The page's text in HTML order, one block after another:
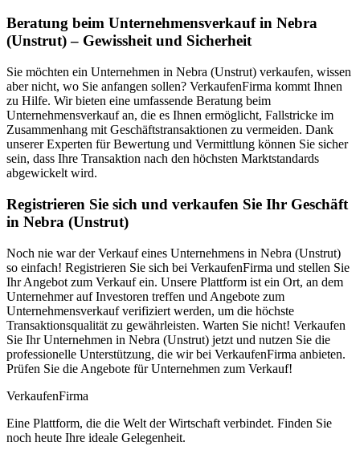
Beratung beim Unternehmensverkauf in Nebra
(Unstrut) – Gewissheit und Sicherheit
Sie möchten ein Unternehmen in Nebra (Unstrut) verkaufen, wissen
aber nicht, wo Sie anfangen sollen? VerkaufenFirma kommt Ihnen
zu Hilfe. Wir bieten eine umfassende Beratung beim
Unternehmensverkauf an, die es Ihnen ermöglicht, Fallstricke im
Zusammenhang mit Geschäftstransaktionen zu vermeiden. Dank
unserer Experten für Bewertung und Vermittlung können Sie sicher
sein, dass Ihre Transaktion nach den höchsten Marktstandards
abgewickelt wird.
Registrieren Sie sich und verkaufen Sie Ihr Geschäft
in Nebra (Unstrut)
Noch nie war der Verkauf eines Unternehmens in Nebra (Unstrut)
so einfach! Registrieren Sie sich bei VerkaufenFirma und stellen Sie
Ihr Angebot zum Verkauf ein. Unsere Plattform ist ein Ort, an dem
Unternehmer auf Investoren treffen und Angebote zum
Unternehmensverkauf verifiziert werden, um die höchste
Transaktionsqualität zu gewährleisten. Warten Sie nicht! Verkaufen
Sie Ihr Unternehmen in Nebra (Unstrut) jetzt und nutzen Sie die
professionelle Unterstützung, die wir bei VerkaufenFirma anbieten.
Prüfen Sie die Angebote für Unternehmen zum Verkauf!
VerkaufenFirma
Eine Plattform, die die Welt der Wirtschaft verbindet. Finden Sie
noch heute Ihre ideale Gelegenheit.